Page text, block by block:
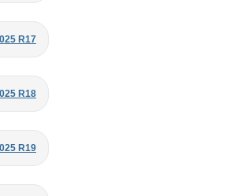
R17
R18
R19